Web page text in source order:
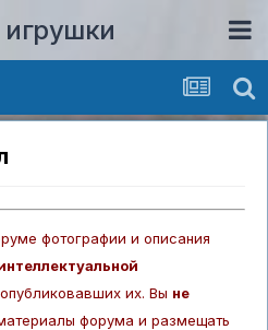
игрушки
фотографии и описания
их. Вы не
форума и размещать